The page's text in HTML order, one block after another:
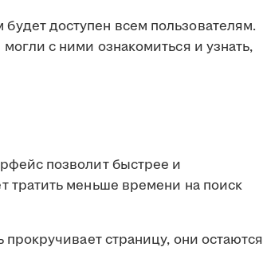
доступен всем пользователям.
с ними ознакомиться и узнать,
позволит быстрее и
тратить меньше времени на поиск
прокручивает страницу, они остаются